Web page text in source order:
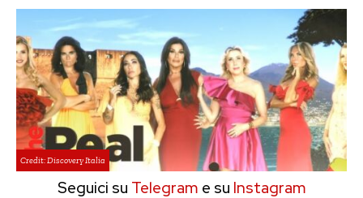
Credit: Discovery Italia
Seguici su Telegram e su Instagram